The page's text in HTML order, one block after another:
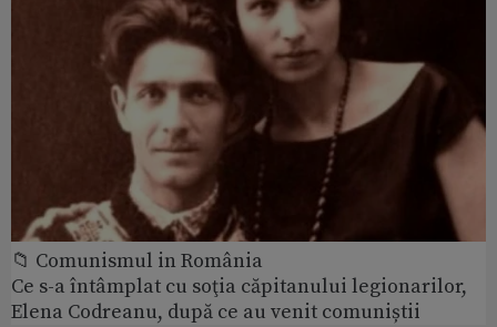
📁 Comunismul in România
Ce s-a întâmplat cu soţia căpitanului legionarilor,
Elena Codreanu, după ce au venit comuniștii